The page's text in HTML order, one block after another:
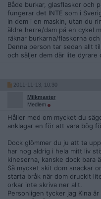
Både burkar, glasflaskor och
fungerar det INTE som i
in dem i en maskin, utan du
äldre herre/dam på en cykel
räknar burkarna/flaskorna
Denna person tar sedan allt
och säljer dem där lite dyrare
2011-11-13, 10:30
Milkmaster
Medlem
Håller med om mycket du
anklagar en för att vara bög
Dock glömmer du ju att ta
har nog aldrig i hela mitt liv
kineserna, kanske dock bara
Så mycket skit dom snackar
starta bråk när dom druckit
orkar inte skriva ner allt.
Personligen tycker jag Kina